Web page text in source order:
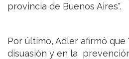
provincia de Buenos Aires".
Por último, Adler afirmó que
disuasión y en la